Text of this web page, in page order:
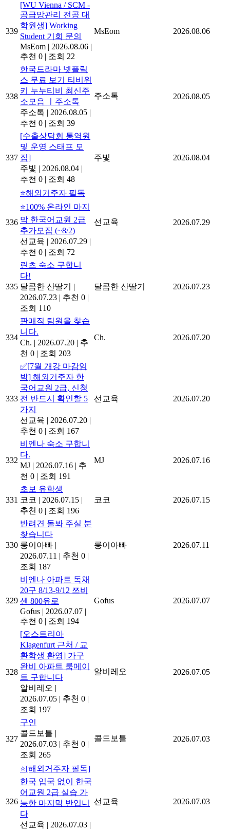
339
[WU Vienna / SCM -
공급망관리 전공 대
학원생] Working
Student 기회 문의
MsEom | 2026.08.06 |
추천 0 | 조회 22
MsEom 2026.08.06
338
한국드라마 넷플릭
스 무료 보기 티비위
키 누누티비 최신주
소모음 ㅣ주소톡
주소톡 | 2026.08.05 |
추천 0 | 조회 39
주소톡 2026.08.05
337
[수출상담회 통역원
및 운영 스태프 모
집]
주빛 | 2026.08.04 |
추천 0 | 조회 48
주빛 2026.08.04
336
⭐해외거주자 필독
⭐100% 온라인 마지
막 한국어교원 2급
추가모집 (~8/2)
선교육 | 2026.07.29 |
추천 0 | 조회 72
선교육 2026.07.29
335
린츠 숙소 구합니
다!
달콤한 산딸기
|
2026.07.23 | 추천 0 |
조회 110
달콤한 산딸기 2026.07.23
334
판매직 팀원을 찾습
니다.
Ch. | 2026.07.20 | 추
천 0 | 조회 203
Ch. 2026.07.20
333
✅[7월 개강 마감임
박] 해외거주자 한
국어교원 2급, 신청
전 반드시 확인할 5
가지
선교육 | 2026.07.20 |
추천 0 | 조회 167
선교육 2026.07.20
332
비엔나 숙소 구합니
다.
MJ | 2026.07.16 | 추
천 0 | 조회 191
MJ 2026.07.16
331
초보 유학생
코코 | 2026.07.15 |
추천 0 | 조회 196
코코 2026.07.15
330
반려견 돌봐 주실 분
찾습니다
룽이아빠 |
2026.07.11 | 추천 0 |
조회 187
룽이아빠 2026.07.11
329
비엔나 아파트 독채
20구 8/13-9/12 쯔비
센 800유로
Gofus | 2026.07.07 |
추천 0 | 조회 194
Gofus 2026.07.07
328
[오스트리아
Klagenfurt 근처 / 교
환학생 환영] 가구
완비 아파트 룸메이
트 구합니다
알비레오 |
2026.07.05 | 추천 0 |
조회 197
알비레오 2026.07.05
327
구인
콜드보틀 |
2026.07.03 | 추천 0 |
조회 265
콜드보틀 2026.07.03
326
⭐[해외거주자 필독]
한국 입국 없이 한국
어교원 2급 실습 가
능한 마지막 반입니
다
선교육 | 2026.07.03 |
선교육 2026.07.03